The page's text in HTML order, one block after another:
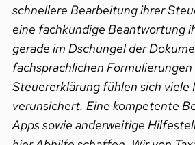
schnellere Bearbeitung ihrer
eine fachkundige Beantwortung
gerade im Dschungel der
fachsprachlichen
Steuererklärung fühlen sich viele
verunsichert. Eine kompetente
Apps sowie anderweitige